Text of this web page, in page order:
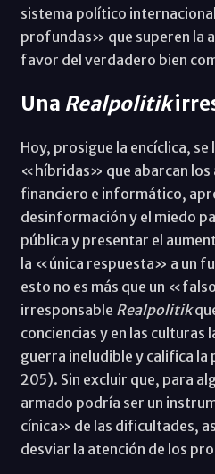
sistema político
profundas» que superen la
favor del verdadero bien
Una Realpolitik
Hoy, prosigue la encíclica,
«híbridas» que abarcan los
financiero e informático,
desinformación y el miedo
pública y presentar el
la «única respuesta» a un
esto no es más que un
irresponsable Realpolitik
conciencias y en las culturas
guerra ineludible y califica
205). Sin excluir que, para
armado podría ser un
cínica» de las dificultades,
desviar la atención de los